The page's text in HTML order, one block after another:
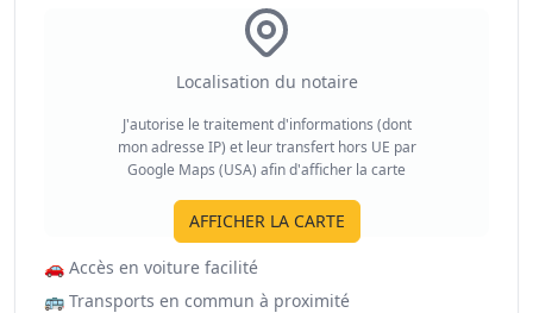
Localisation du notaire
J'autorise le traitement d'informations (dont
mon adresse IP) et leur transfert hors UE par
Google Maps (USA) afin d'afficher la carte
AFFICHER LA CARTE
🚗 Accès en voiture facilité
🚌 Transports en commun à proximité